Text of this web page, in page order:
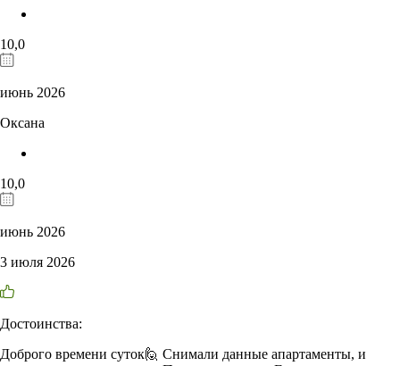
10,0
июнь 2026
Оксана
10,0
июнь 2026
3 июля 2026
Достоинства:
Доброго времени суток🙋 Снимали данные апартаменты, и